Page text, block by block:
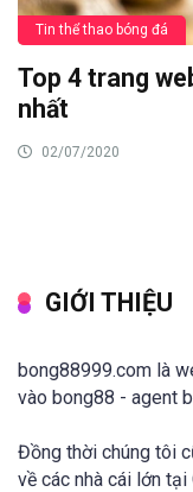
Tin thể thao bóng đá
Top 4 trang
nhất
02/07/2020
GIỚI THIỆU
bong88999.com là
vào bong88 - agent
Đồng thời chúng tôi
về các nhà cái lớn tại